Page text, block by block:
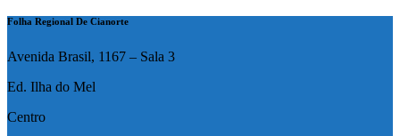
Folha Regional De Cianorte
Avenida Brasil, 1167 – Sala 3
Ed. Ilha do Mel
Centro